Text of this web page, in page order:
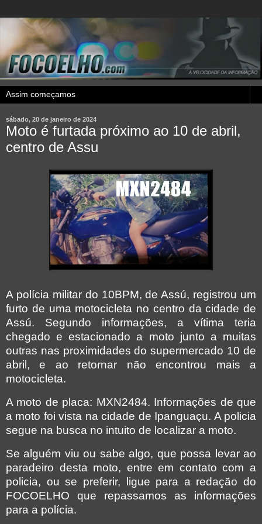
sábado, 20 de janeiro de 2024
Moto é furtada próximo ao 10 de abril,
centro de Assu
A polícia militar do 10BPM, de Assú, registrou um
furto de uma motocicleta no centro da cidade de
Assú. Segundo informações, a vítima teria
chegado e estacionado a moto junto a muitas
outras nas proximidades do supermercado 10 de
abril, e ao retornar não encontrou mais a
motocicleta.
A moto de placa: MXN2484. Informações de que
a moto foi vista na cidade de Ipanguaçu. A policia
segue na busca no intuito de localizar a moto.
Se alguém viu ou sabe algo, que possa levar ao
paradeiro desta moto, entre em contato com a
policia, ou se preferir, ligue para a redação do
FOCOELHO que repassamos as informações
para a polícia.